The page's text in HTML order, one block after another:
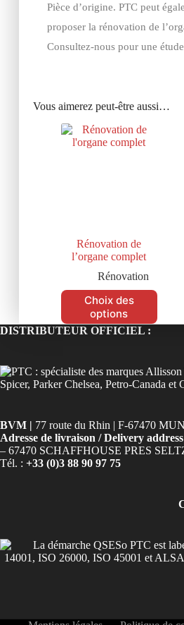
Pièce d’origine. PTC peut
proposer la rénovation de
Consultez-nous pour une
Vous aimerez peut-être aussi…
Rénovation de
l’organe complet
Rénovation
Choix des
options
DISTRIBUTEUR OFFICIEL :
BVM | 77 route du Rhin | F-67470
Adresse de livraison / Delivery
– 67470 SCHAFFHOUSE PRES
Tél. : +33 (0)3 88 90 97 75